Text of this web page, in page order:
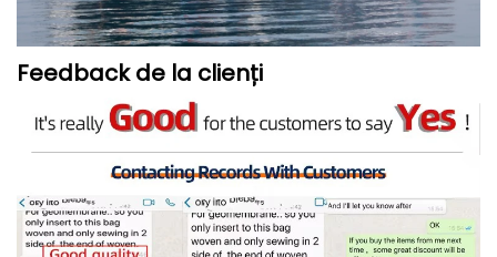
Feedback de la clienți